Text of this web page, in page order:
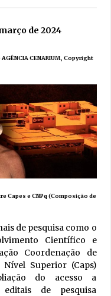
de 2024
CENARIUM, Copyright
Capes e CNPq (Composição de
de pesquisa como o
Científico e
Coordenação de
Superior (Caps)
do acesso a
de pesquisa